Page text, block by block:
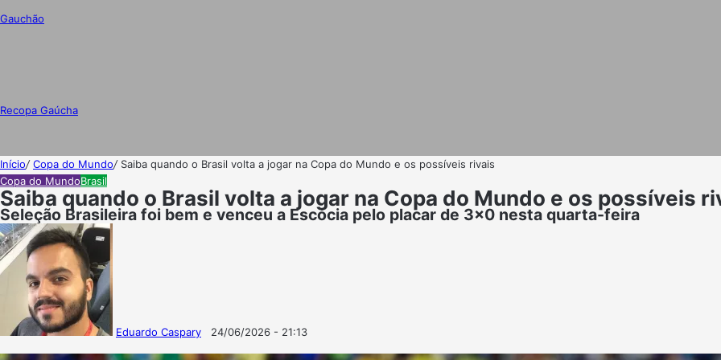
Gauchão
Recopa Gaúcha
Início/Copa do Mundo/ Saiba quando o Brasil volta a jogar na Copa do Mundo e os possíveis rivais
Copa do MundoBrasil
Saiba quando o Brasil volta a jogar na Copa do Mundo e os possíveis
Seleção Brasileira foi bem e venceu a Escócia pelo placar de 3x0 nesta quarta-feira
Eduardo Caspary
24/06/2026 - 21:13